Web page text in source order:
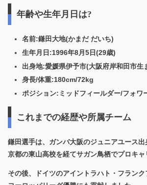
年齢や生年月日は?
名前:鎌田大地(かまだ だいち)
生年月日 :1996年8月5日(29歳)
出身地:愛媛県伊予市(大阪府岸和田市生
身長/体重:180cm/72kg
ポジション:ミッドフィールダー/フォワ
これまでの経歴や所属チーム
鎌田選手は、ガンバ大阪のジュニアユース出
京都の東山高校を経てサガン鳥栖でプロキャ
その後、ドイツのアイントラハト・フランク